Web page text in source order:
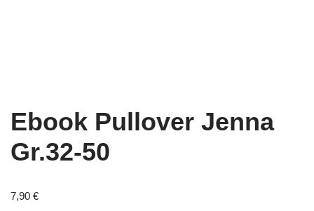
Ebook Pullover Jenna
Gr.32-50
7,90 €